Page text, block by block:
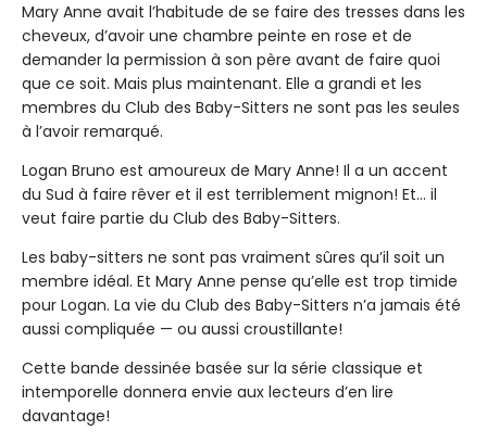
Mary Anne avait l’habitude de se faire des tresses dans les
cheveux, d’avoir une chambre peinte en rose et de
demander la permission à son père avant de faire quoi
que ce soit. Mais plus maintenant. Elle a grandi et les
membres du Club des Baby-Sitters ne sont pas les seules
à l’avoir remarqué.
Logan Bruno est amoureux de Mary Anne! Il a un accent
du Sud à faire rêver et il est terriblement mignon! Et... il
veut faire partie du Club des Baby-Sitters.
Les baby-sitters ne sont pas vraiment sûres qu’il soit un
membre idéal. Et Mary Anne pense qu’elle est trop timide
pour Logan. La vie du Club des Baby-Sitters n’a jamais été
aussi compliquée — ou aussi croustillante!
Cette bande dessinée basée sur la série classique et
intemporelle donnera envie aux lecteurs d’en lire
davantage!